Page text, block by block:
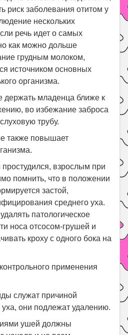
риск заболевания отитом у
нескольких
речь идет о самых
как можно дольше
грудным молоком,
источником основных
организма.
держать младенца ближе к
во избежание заброса
трубу.
также повышает
взрослым при
помнить, что в положении
застой,
среднего уха.
патологическое
носа отсосом-грушей и
кроху с одного бока на
применения
служат причиной
они подлежат удалению.
ушей должны